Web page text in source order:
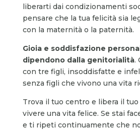
liberarti dai condizionamenti
pensare che la tua felicità sia
con la maternità o la paternità.
Gioia e soddisfazione
dipendono dalla genitorialità.
con tre figli, insoddisfatte e
senza figli che vivono una vita
Trova il tuo centro e libera il
vivere una vita felice. Se stai
e ti ripeti continuamente che